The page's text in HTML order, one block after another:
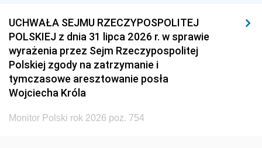
UCHWAŁA SEJMU RZECZYPOSPOLITEJ
POLSKIEJ z dnia 31 lipca 2026 r. w sprawie
wyrażenia przez Sejm Rzeczypospolitej
Polskiej zgody na zatrzymanie i
tymczasowe aresztowanie posła
Wojciecha Króla
Monitor Polski rok 2026 poz. 754